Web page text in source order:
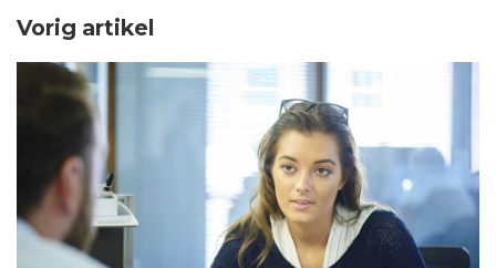
Vorig artikel